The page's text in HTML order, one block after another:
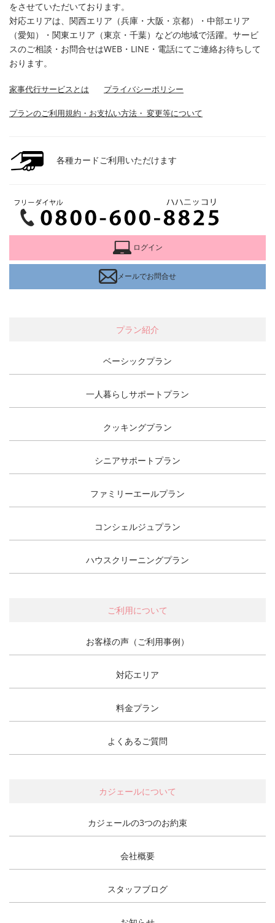
をさせていただいております。
対応エリアは、関西エリア（兵庫・大阪・京都）・中部エリア
（愛知）・関東エリア（東京・千葉）などの地域で活躍。サービ
スのご相談・お問合せはWEB・LINE・電話にてご連絡お待ちして
おります。
家事代行サービスとは プライバシーポリシー
プランのご利用規約・お支払い方法・ 変更等について
各種カードご利用いただけます
ログイン
メールでお問合せ
プラン紹介
ベーシックプラン
一人暮らしサポートプラン
クッキングプラン
シニアサポートプラン
ファミリーエールプラン
コンシェルジュプラン
ハウスクリーニングプラン
ご利用について
お客様の声（ご利用事例）
対応エリア
料金プラン
よくあるご質問
カジェールについて
カジェールの3つのお約束
会社概要
スタッフブログ